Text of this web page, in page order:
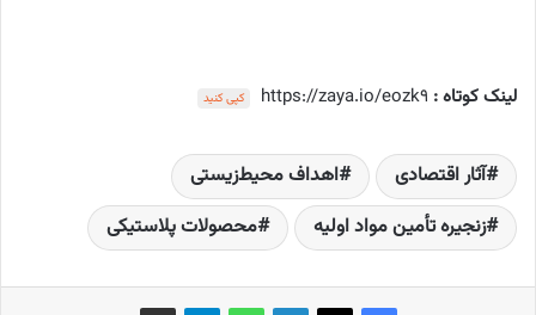
لینک کوتاه : https://zaya.io/eozk9 کپی کنید
آثار اقتصادی
اهداف محیط‌زیستی
زنجیره تأمین مواد اولیه
محصولات پلاستیکی